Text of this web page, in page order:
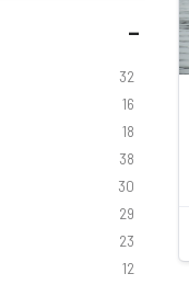
32
16
18
38
30
29
23
12